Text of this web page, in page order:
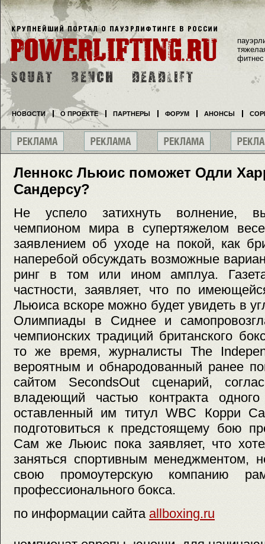
Леннокс Льюис поможет Одли
Сандерсу?
Не успело затихнуть волнение,
чемпионом мира в супертяжелом
заявлением об уходе на покой, как
наперебой обсуждать возможные
ринг в том или ином амплуа.
частности, заявляет, что по
Льюиса вскоре можно будет увидеть в
Олимпиады в Сиднее и
чемпионских традиций британского
то же время, журналисты The
вероятным и обнародованный ранее
сайтом SecondsOut сценарий,
владеющий частью контракта
оставленный им титул WBC Корри
подготовиться к предстоящему бою
Сам же Льюис пока заявляет, что
заняться спортивным менеджментом,
свою промоутерскую компанию
профессионального бокса.
по информации сайта allboxing.ru
фитнес
НОВОСТИ О ПРОЕКТЕ ПАРТНЕРЫ ФОРУМ АНОНСЫ